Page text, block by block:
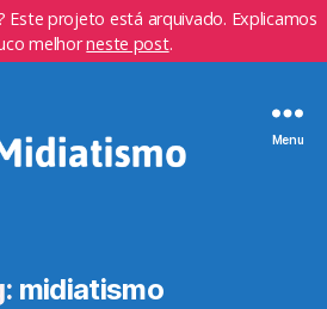
Este projeto está arquivado. Explicamos
melhorneste post.
Menu
midiatismo